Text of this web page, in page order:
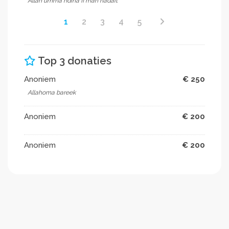
1 2 3 4 5
Top 3 donaties
Anoniem € 250
Allahoma bareek
Anoniem € 200
Anoniem € 200